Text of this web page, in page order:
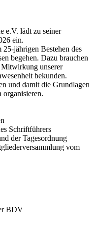
e.V. lädt zu seiner
ein.
jährigen Bestehen des
begehen. Dazu brauchen
unserer
bekunden.
und damit die Grundlagen
Schriftführers
der Tagesordnung
vom
BDV